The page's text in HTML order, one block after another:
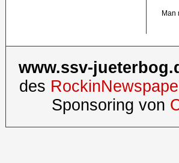
Man
www.ssv-
des
Sponsoring von